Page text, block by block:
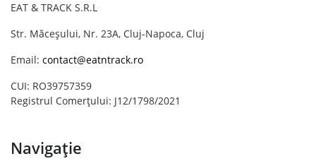
EAT & TRACK S.R.L
Str. Măceșului, Nr. 23A, Cluj-Napoca, Cluj
Email: contact@eatntrack.ro
CUI: RO39757359
Registrul Comerțului: J12/1798/2021
Navigație